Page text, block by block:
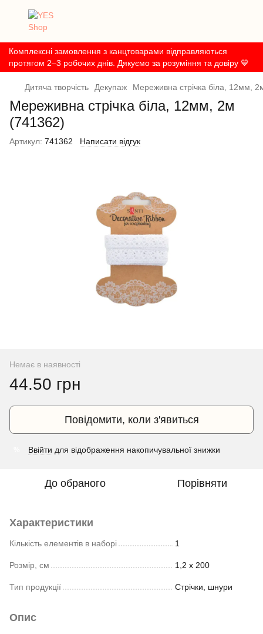
Комплексні замовлення з канцтоварами відправляються
протягом 2–3 робочих днів. Дякуємо за розуміння та довіру 💙
Дитяча творчість Декупаж Мереживна стрічка біла, 12мм,
Мереживна стрічка біла, 12мм, 2м
(741362)
Артикул: 741362 Написати відгук
Немає в наявності
44.50 грн
Повідомити, коли з'явиться
Ввійти для відображення накопичувальної знижки
До обраного Порівняти
Характеристики
Кількість елементів в наборі 1
Розмір, см 1,2 х 200
Тип продукції Стрічки, шнури
Опис